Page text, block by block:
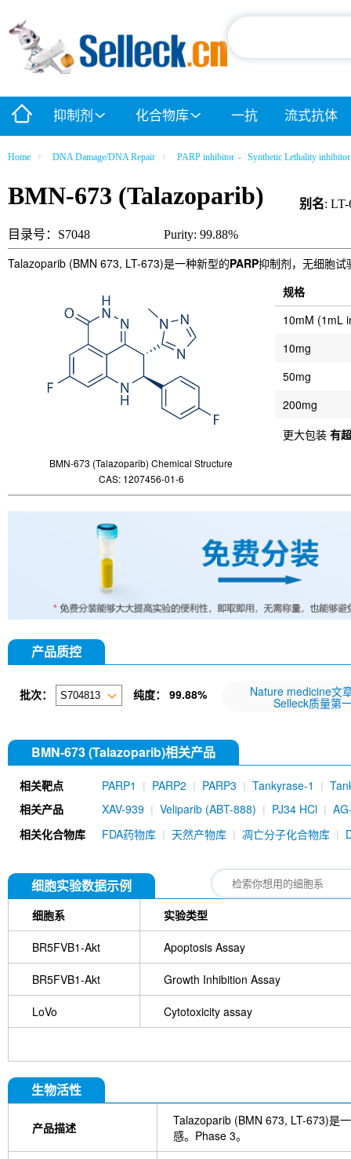
抑制剂 化合物库 一抗 流式抗体
Home DNA Damage/DNA Repair PARP inhibitor - Synthetic Lethality inhibitor
BMN-673 (Talazoparib) 别名:
目录号：S7048 Purity: 99.88%
Talazoparib (BMN 673, LT-673)是一种新型的PARP抑制剂，无细胞试
BMN-673 (Talazoparib) Chemical Structure
CAS: 1207456-01-6
规格
10mM (1mL
10mg
50mg
200mg
更大包装 有
产品质控
批次： 纯度： 99.88% Nature medicine文
Selleck质量第
BMN-673 (Talazoparib)相关产品
相关靶点 PARP1 PARP2 PARP3 Tankyrase-1
相关产品
XAV-939 Veliparib (ABT-888) PJ34 HCl
[M18N4]
NVP-TNKS656 BGP-15 2HCl
(Palacaparib)
PARP1 Antibody (Rabbit mAb)
相关化合物库 FDA药物库 天然产物库 凋亡分子化合物库
细胞实验数据示例
细胞系 实验类型
BR5FVB1-Akt Apoptosis Assay
BR5FVB1-Akt Growth Inhibition Assay
LoVo Cytotoxicity assay
生物活性
产品描述
Talazoparib (BMN 673, LT-673)是
感。Phase 3。